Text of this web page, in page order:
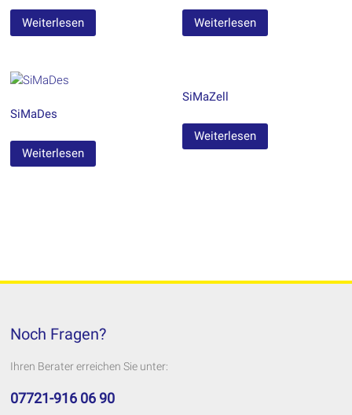
Weiterlesen Weiterlesen
SiMaDes
Weiterlesen
SiMaZell
Weiterlesen
Noch Fragen?
Ihren Berater erreichen Sie unter:
07721-916 06 90